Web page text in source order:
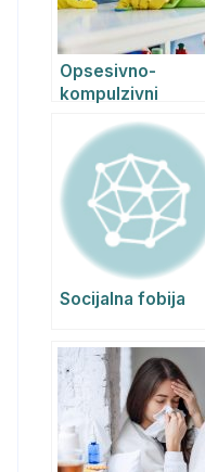
Opsesivno-
kompulzivni
poremećaj ličnosti
Socijalna fobija